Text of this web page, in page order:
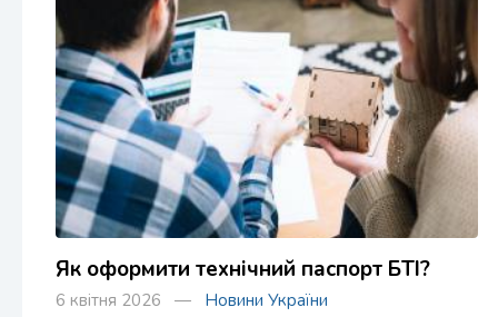
Як оформити технічний паспорт БТІ?
6 квітня 2026 — Новини України